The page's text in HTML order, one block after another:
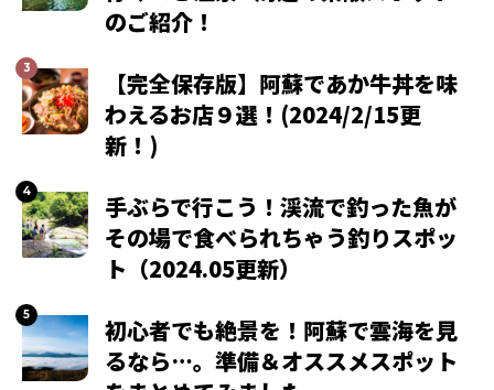
のご紹介！
【完全保存版】阿蘇であか牛丼を味
わえるお店９選！(2024/2/15更
新！)
手ぶらで行こう！渓流で釣った魚が
その場で食べられちゃう釣りスポッ
ト（2024.05更新）
初心者でも絶景を！阿蘇で雲海を見
るなら…。準備＆オススメスポット